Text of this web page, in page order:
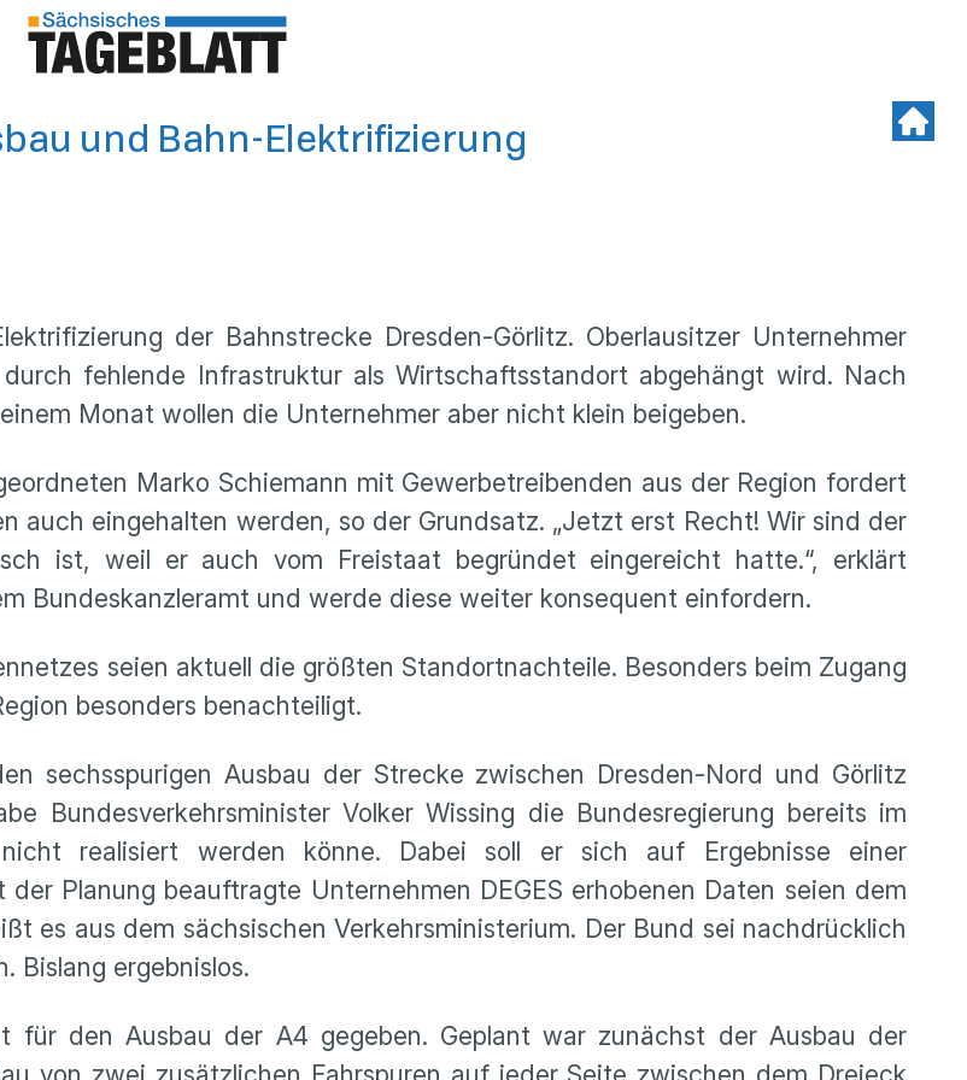
und Bahn-Elektrifizierung
der Bahnstrecke Dresden-Görlitz. Oberlausitzer Unternehmer
fehlende Infrastruktur als Wirtschaftsstandort abgehängt wird. Nach
Monat wollen die Unternehmer aber nicht klein beigeben.
Marko Schiemann mit Gewerbetreibenden aus der Region fordert
auch eingehalten werden, so der Grundsatz. „Jetzt erst Recht! Wir sind der
ist, weil er auch vom Freistaat begründet eingereicht hatte.“, erklärt
Bundeskanzleramt und werde diese weiter konsequent einfordern.
seien aktuell die größten Standortnachteile. Besonders beim Zugang
besonders benachteiligt.
sechsspurigen Ausbau der Strecke zwischen Dresden-Nord und Görlitz
Bundesverkehrsminister Volker Wissing die Bundesregierung bereits im
realisiert werden könne. Dabei soll er sich auf Ergebnisse einer
Planung beauftragte Unternehmen DEGES erhobenen Daten seien dem
es aus dem sächsischen Verkehrsministerium. Der Bund sei nachdrücklich
Bislang ergebnislos.
für den Ausbau der A4 gegeben. Geplant war zunächst der Ausbau der